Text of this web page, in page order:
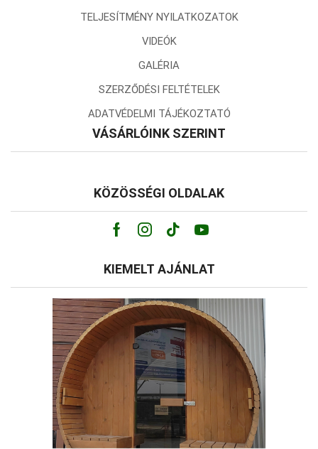
TELJESÍTMÉNY NYILATKOZATOK
VIDEÓK
GALÉRIA
SZERZŐDÉSI FELTÉTELEK
ADATVÉDELMI TÁJÉKOZTATÓ
VÁSÁRLÓINK SZERINT
KÖZÖSSÉGI OLDALAK
Facebook
Instagram
Tik-
tok
Youtube
KIEMELT AJÁNLAT